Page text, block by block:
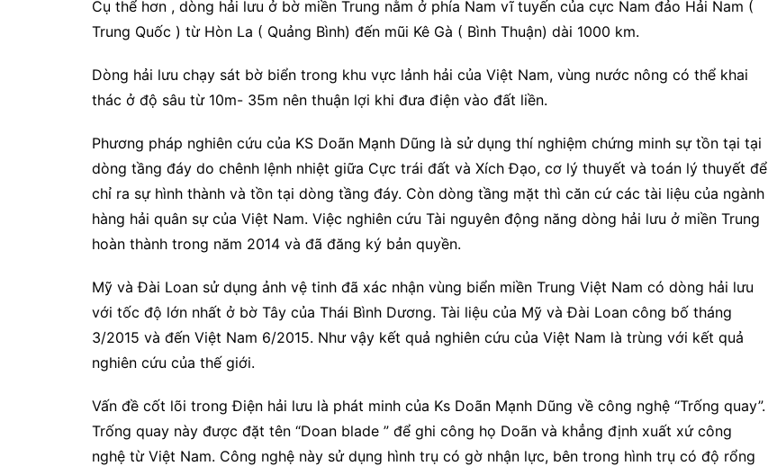
Cụ thể hơn , dòng hải lưu ở bờ miền Trung nằm ở phía Nam vĩ tuyến của cực Nam đảo Hải Nam (
Trung Quốc ) từ Hòn La ( Quảng Bình) đến mũi Kê Gà ( Bình Thuận) dài 1000 km.
Dòng hải lưu chạy sát bờ biển trong khu vực lảnh hải của Việt Nam, vùng nước nông có thể khai
thác ở độ sâu từ 10m- 35m nên thuận lợi khi đưa điện vào đất liền.
Phương pháp nghiên cứu của KS Doãn Mạnh Dũng là sử dụng thí nghiệm chứng minh sự tồn tại tại
dòng tầng đáy do chênh lệnh nhiệt giữa Cực trái đất và Xích Đạo, cơ lý thuyết và toán lý thuyết để
chỉ ra sự hình thành và tồn tại dòng tầng đáy. Còn dòng tầng mặt thì căn cứ các tài liệu của ngành
hàng hải quân sự của Việt Nam. Việc nghiên cứu Tài nguyên động năng dòng hải lưu ở miền Trung
hoàn thành trong năm 2014 và đã đăng ký bản quyền.
Mỹ và Đài Loan sử dụng ảnh vệ tinh đã xác nhận vùng biển miền Trung Việt Nam có dòng hải lưu
với tốc độ lớn nhất ở bờ Tây của Thái Bình Dương. Tài liệu của Mỹ và Đài Loan công bố tháng
3/2015 và đến Việt Nam 6/2015. Như vậy kết quả nghiên cứu của Việt Nam là trùng với kết quả
nghiên cứu của thế giới.
Vấn đề cốt lõi trong Điện hải lưu là phát minh của Ks Doãn Mạnh Dũng về công nghệ “Trống quay”.
Trống quay này được đặt tên “Doan blade ” để ghi công họ Doãn và khẳng định xuất xứ công
nghệ từ Việt Nam. Công nghệ này sử dụng hình trụ có gờ nhận lực, bên trong hình trụ có độ rổng